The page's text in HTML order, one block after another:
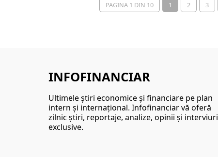
PAGINA 1 DIN 10 1 2 3
INFOFINANCIAR
Ultimele ştiri economice şi financiare pe plan
intern şi internaţional. Infofinanciar vă oferă
zilnic ştiri, reportaje, analize, opinii şi interviuri
exclusive.